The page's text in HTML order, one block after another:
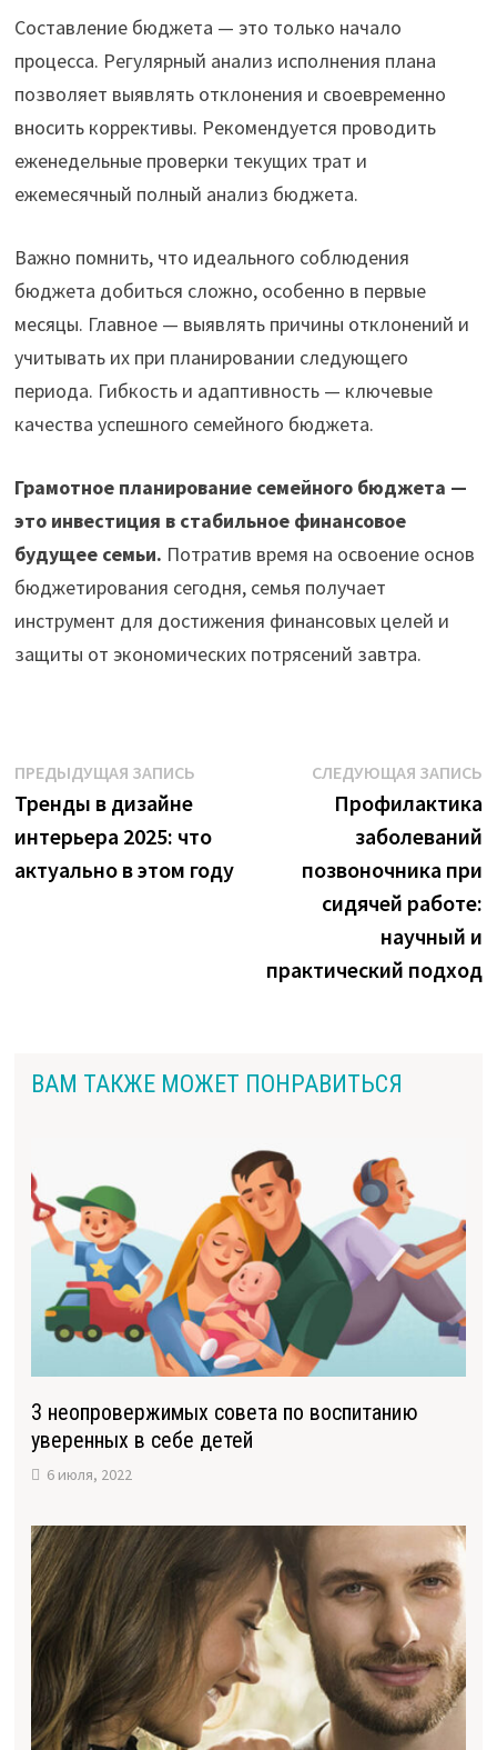
Составление бюджета — это только начало
процесса. Регулярный анализ исполнения плана
позволяет выявлять отклонения и своевременно
вносить коррективы. Рекомендуется проводить
еженедельные проверки текущих трат и
ежемесячный полный анализ бюджета.
Важно помнить, что идеального соблюдения
бюджета добиться сложно, особенно в первые
месяцы. Главное — выявлять причины отклонений и
учитывать их при планировании следующего
периода. Гибкость и адаптивность — ключевые
качества успешного семейного бюджета.
Грамотное планирование семейного бюджета —
это инвестиция в стабильное финансовое
будущее семьи. Потратив время на освоение основ
бюджетирования сегодня, семья получает
инструмент для достижения финансовых целей и
защиты от экономических потрясений завтра.
Навигация
по
записям
ПРЕДЫДУЩАЯ ЗАПИСЬПредыдущая
Тренды в дизайне
интерьера 2025: что
актуально в этом году
СЛЕДУЮЩАЯ ЗАПИСЬ
Профилактика
заболеваний
позвоночника при
сидячей работе:
научный и
практический подход
ВАМ ТАКЖЕ МОЖЕТ ПОНРАВИТЬСЯ
3 неопровержимых совета по воспитанию
уверенных в себе детей
6 июля, 2022